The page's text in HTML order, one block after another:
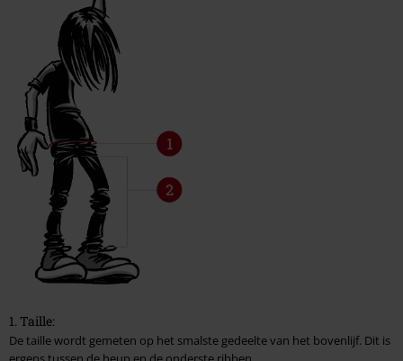
Maten voor broeken
Mannen
Vrouwen
Onderhoudsinformatie
Materiaalinformatie
Vlekken behandelen
1. Taille:
De taille wordt gemeten op het smalste gedeelte van het bovenlijf. Dit is